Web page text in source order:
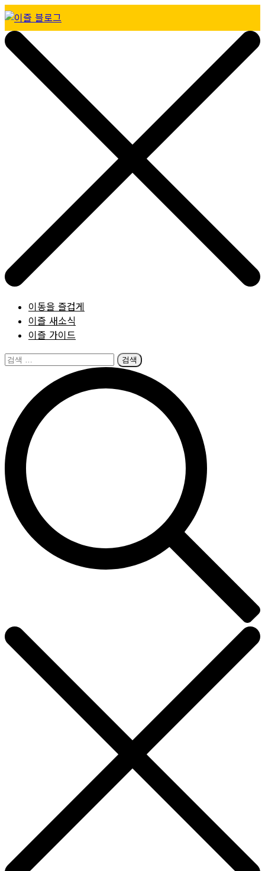
Skip
content
이즐 블로그
모두가 누리는 이동의 즐거움, 캐시비가 이즐로 새로워졌어요
이동을 즐겁게
이즐 새소식
이즐 가이드
검